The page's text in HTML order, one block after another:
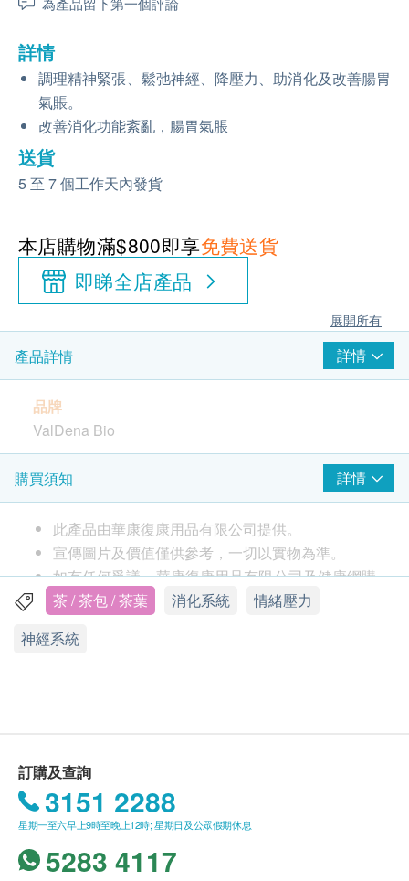
詳情
調理精神緊張、鬆弛神經、降壓力、助消化及改善腸胃
氣賬。
改善消化功能紊亂，腸胃氣脹
送貨
5 至 7 個工作天內發貨
本店購物滿$800即享免費送貨
即睇全店產品
展開所有
產品詳情 詳情
品牌
ValDena Bio
產地
以色列
包裝
20包
特性及功效
蜜蜂花(55%) - 調理精神緊張、鬆弛神經、降壓
蜜蜂花、檸檬草、玫瑰果及肉桂
購買須知 詳情
此產品由華康復康用品有限公司提供。
宣傳圖片及價值僅供參考，一切以實物為準。
如有任何爭議，華康復康用品有限公司及健康網購
health.ESDlife保留最終決議權。
送貨
附加費。
沒有升降機之樓層，將收取上樓送貨費，費用為每
層$30 。
偏遠地區如離島、馬灣、愉景灣、大嶼山及東涌等
地區，將額外收取$200
茶 / 茶包 / 茶葉 消化系統
情緒壓力
神經系統
訂購及查詢
3151 2288
星期一至六早上9時至晚上12時; 星期日及公眾假期休息
5283 4117